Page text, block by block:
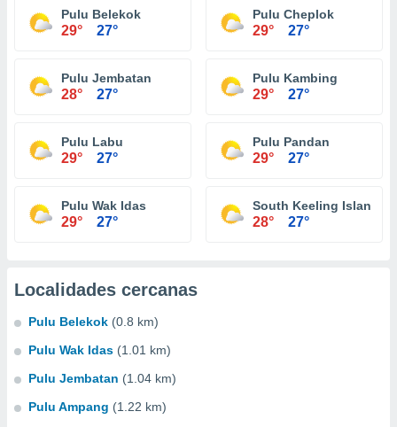
Pulu Belekok
29° 27°
Pulu Cheplok
29° 27°
Pulu Jembatan
28° 27°
Pulu Kambing
29° 27°
Pulu Labu
29° 27°
Pulu Pandan
29° 27°
Pulu Wak Idas
29° 27°
South Keeling Islands
28° 27°
Localidades cercanas
Pulu Belekok (0.8 km)
Pulu Wak Idas (1.01 km)
Pulu Jembatan (1.04 km)
Pulu Ampang (1.22 km)